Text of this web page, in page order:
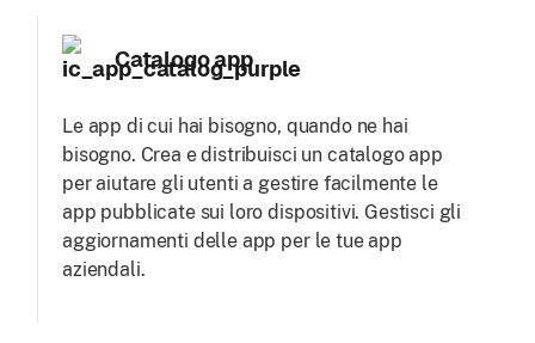
Catalogo app
Le app di cui hai bisogno, quando ne hai
bisogno. Crea e distribuisci un catalogo app
per aiutare gli utenti a gestire facilmente le
app pubblicate sui loro dispositivi. Gestisci gli
aggiornamenti delle app per le tue app
aziendali.